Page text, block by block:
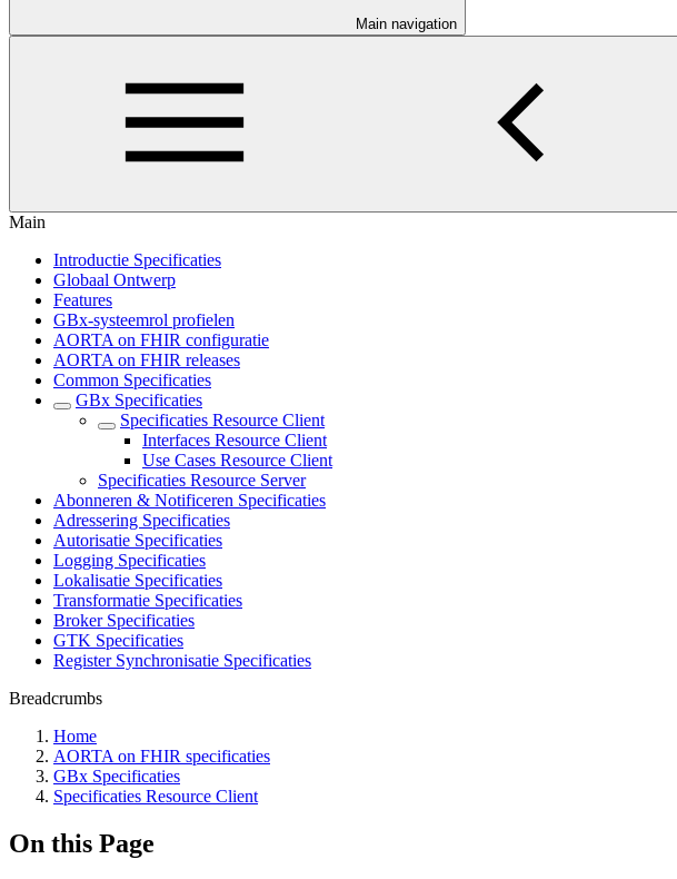
Main navigation
Main
Introductie Specificaties
Globaal Ontwerp
Features
GBx-systeemrol profielen
AORTA on FHIR configuratie
AORTA on FHIR releases
Common Specificaties
GBx Specificaties
Specificaties Resource Client
Interfaces Resource Client
Use Cases Resource Client
Specificaties Resource Server
Abonneren & Notificeren Specificaties
Adressering Specificaties
Autorisatie Specificaties
Logging Specificaties
Lokalisatie Specificaties
Transformatie Specificaties
Broker Specificaties
GTK Specificaties
Register Synchronisatie Specificaties
Breadcrumbs
Home
AORTA on FHIR specificaties
GBx Specificaties
Specificaties Resource Client
On this Page